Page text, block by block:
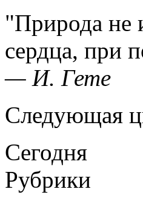
Природа не
сердца, при
— И. Гете
Следующая
Сегодня
Рубрики